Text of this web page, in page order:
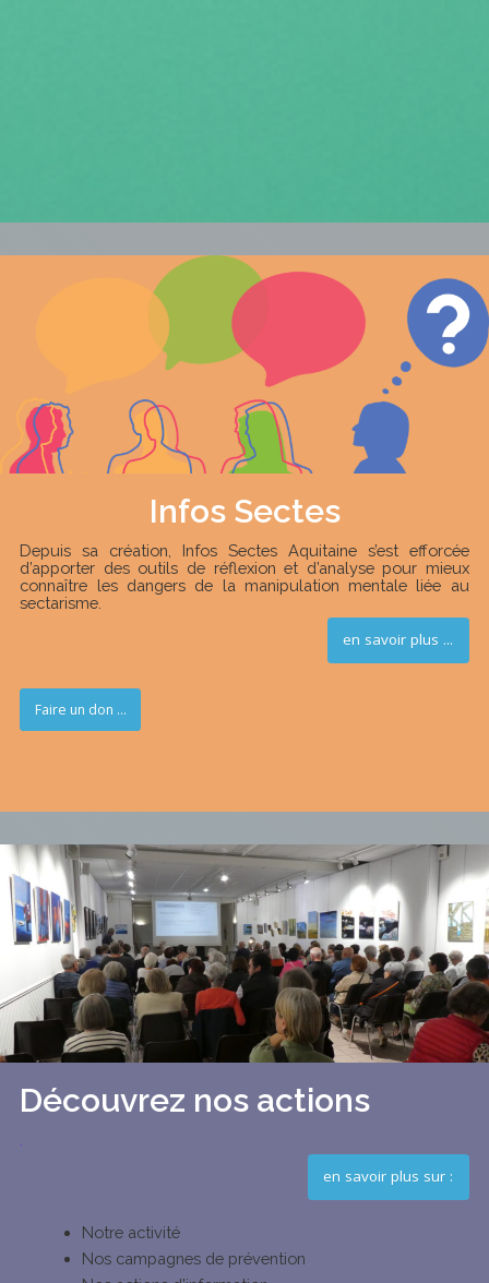
Infos Sectes
Depuis sa création, Infos Sectes Aquitaine s’est efforcée
d’apporter des outils de réflexion et d’analyse pour mieux
connaître les dangers de la manipulation mentale liée au
sectarisme.
en savoir plus ...
Faire un don ...
Découvrez nos actions
en savoir plus sur :
Notre activité
Nos campagnes de prévention